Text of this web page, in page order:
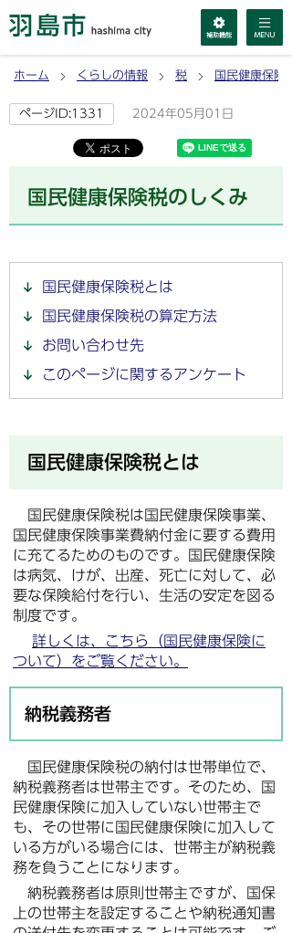
ホーム くらしの情報 税 国民健康保険税
ページID:1331 2024年05月01日
国民健康保険税のしくみ
国民健康保険税とは
国民健康保険税の算定方法
お問い合わせ先
このページに関するアンケート
国民健康保険税とは
国民健康保険税は国民健康保険事業、
国民健康保険事業費納付金に要する費用
に充てるためのものです。国民健康保険
は病気、けが、出産、死亡に対して、必
要な保険給付を行い、生活の安定を図る
制度です。
詳しくは、こちら（国民健康保険に
ついて）をご覧ください。
納税義務者
国民健康保険税の納付は世帯単位で、
納税義務者は世帯主です。そのため、国
民健康保険に加入していない世帯主で
も、その世帯に国民健康保険に加入して
いる方がいる場合には、世帯主が納税義
務を負うことになります。
納税義務者は原則世帯主ですが、国保
上の世帯主を設定することや納税通知書